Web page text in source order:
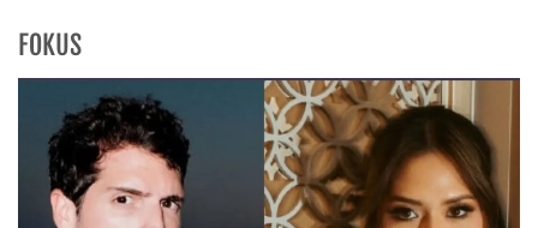
FOKUS